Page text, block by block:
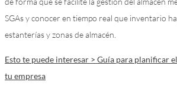
SGAs y conocer en tiempo real que inventario
estanterías y zonas de almacén.
Esto te puede interesar > Guía para planificar
tu empresa